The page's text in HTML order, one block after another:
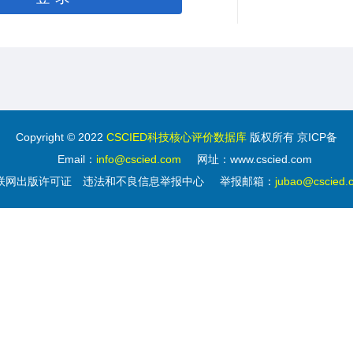
Copyright © 2022 CSCIED科技核心评价数据库 版权所有 京ICP备
Email： info@cscied.com
网址：www.cscied.com
网出版许可证
违法和不良信息举报中心 举报邮箱：